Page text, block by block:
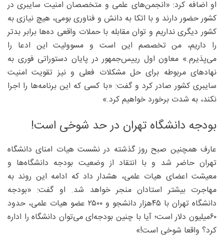
او اضافه کرد: «انجمن‌های علمی و متخصصان امنیت سایبری در
کشور حضور دارند و با اتکا به دانش و فناوری بومی، هیچ نیازی به
کشور دیگری نداریم و توان مقابله با حملات واقعی ده‌ها برابر بدتر
را داریم، من تخصصم این است و مسوولیت این ادعا را
می‌پذیرم.» معاون اول رییس‌جمهور در پایان دستوراتی فوری به
نهادهای مربوطه برای حل مشکلات فعلی و نیز تقویت امنیت
سایبری کشور صادر کرد و گفت: «با کسی که این برنامه‌ها را اجرا
نکند، به شدت برخورد خواهیم کرد.»
بودجه دانشگاه تهران در حد شوخی است!
عارف همچنین صبح روز گذشته در نشست هیات امنای دانشگاه
تهران حاضر شد و با انتقاد از وضعیت بودجه دانشگاه‌ها و
معیشت اعضای هیات علمی، هشدار داد که ادامه این روند به
مهاجرت بیشتر استادان منجر خواهد شد. او گفت: «بودجه
دانشگاه تهران با ۴۵‌هزار دانشجو و ۲۵۰۰ عضو هیات علمی، حدود
۶۰‌میلیون دلار است؛ آیا با چنین بودجه‌ای می‌توان دانشگاه را اداره
کرد؟ واقعا شوخی است!»